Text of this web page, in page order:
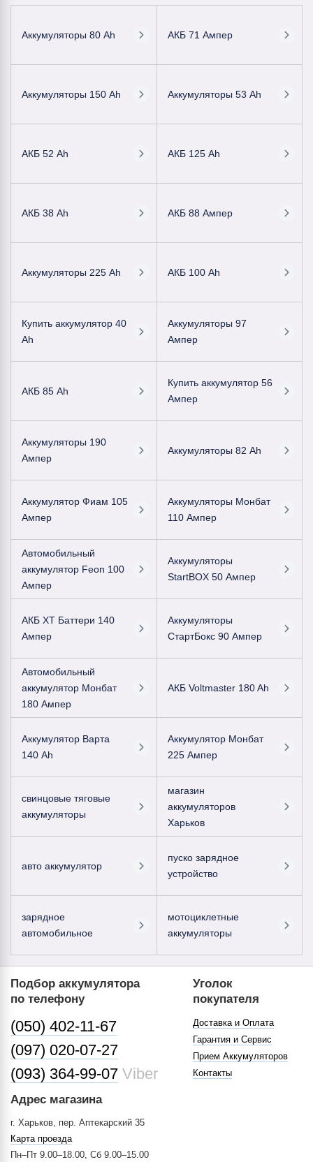
Аккумуляторы 80 Ah АКБ 71 Ампер
Аккумуляторы 150 Ah Аккумуляторы 53 Ah
АКБ 52 Ah АКБ 125 Ah
АКБ 38 Ah АКБ 88 Ампер
Аккумуляторы 225 Ah АКБ 100 Ah
Купить аккумулятор 40
Ah
Аккумуляторы 97
Ампер
АКБ 85 Ah
Купить аккумулятор 56
Ампер
Аккумуляторы 190
Ампер
Аккумуляторы 82 Ah
Аккумулятор Фиам 105
Ампер
Аккумуляторы Монбат
110 Ампер
Автомобильный
аккумулятор Feon 100
Ампер
Аккумуляторы
StartBOX 50 Ампер
АКБ ХТ Баттери 140
Ампер
Аккумуляторы
СтартБокс 90 Ампер
Автомобильный
аккумулятор Монбат
180 Ампер
АКБ Voltmaster 180 Ah
Аккумулятор Варта
140 Ah
Аккумулятор Монбат
225 Ампер
свинцовые тяговые
аккумуляторы
магазин
аккумуляторов
Харьков
авто аккумулятор
пуско зарядное
устройство
зарядное
автомобильное
мотоциклетные
аккумуляторы
Подбор аккумулятора
по телефону
(050) 402-11-67
(097) 020-07-27
(093) 364-99-07 Viber
Адрес магазина
г. Харьков, пер. Аптекарский 35
Карта проезда
Пн–Пт 9.00–18.00, Сб 9.00–15.00
Уголок
покупателя
Доставка и Оплата
Гарантия и Сервис
Прием Аккумуляторов
Контакты